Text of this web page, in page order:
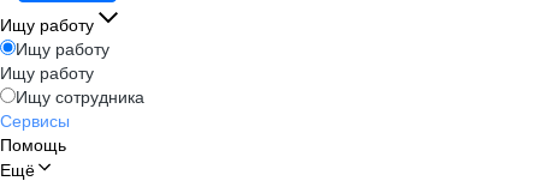
Ищу работу
Ищу работу
Ищу работу
Ищу сотрудника
Сервисы
Помощь
Ещё